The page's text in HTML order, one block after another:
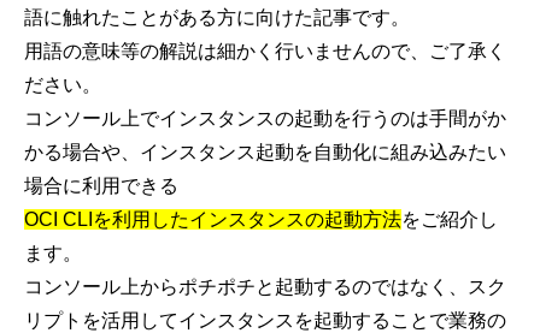
語に触れたことがある方に向けた記事です。
用語の意味等の解説は細かく行いませんので、ご了承く
ださい。
コンソール上でインスタンスの起動を行うのは手間がか
かる場合や、インスタンス起動を自動化に組み込みたい
場合に利用できる
OCI CLI を利用したインスタンスの起動方法をご紹介し
ます。
コンソール上からポチポチと起動するのではなく、スク
リプトを活用してインスタンスを起動することで業務の